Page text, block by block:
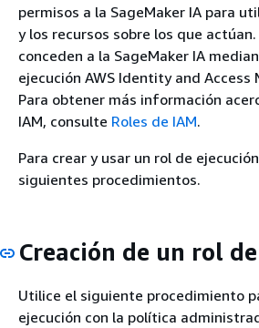
permisos a la SageMaker IA para
y los recursos sobre los que
conceden a la SageMaker IA
ejecución AWS Identity and Access
Para obtener más información
IAM, consulte Roles de IAM.
Para crear y usar un rol de
siguientes procedimientos.
Creación de un rol
Utilice el siguiente procedimiento
ejecución con la política